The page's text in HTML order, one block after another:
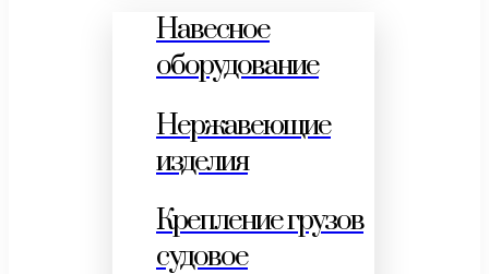
Навесное
оборудование
Нержавеющие
изделия
Крепление грузов
судовое